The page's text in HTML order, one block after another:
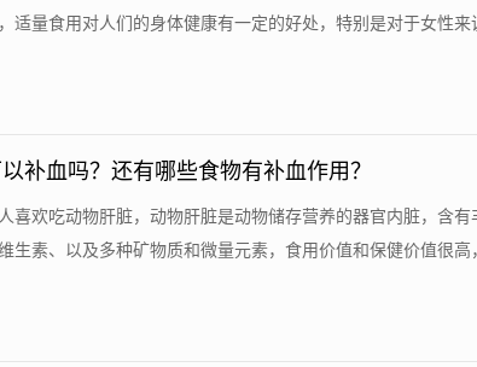
适量食用对人们的身体健康有一定的好处，特别是对于女性来
补血吗？还有哪些食物有补血作用？
喜欢吃动物肝脏，动物肝脏是动物储存营养的器官内脏，含有
生素、以及多种矿物质和微量元素，食用价值和保健价值很高